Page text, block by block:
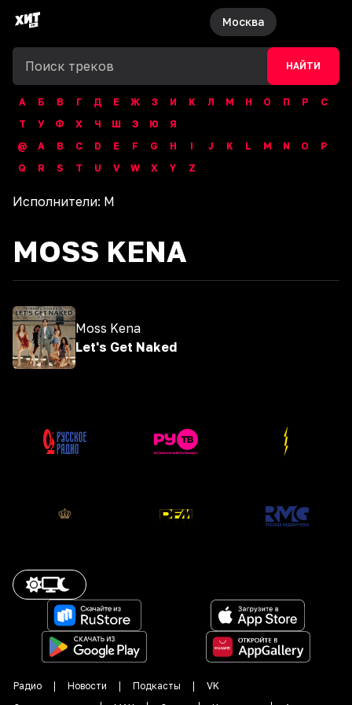
Москва
НАЙТИ
А Б В Г Д Е Ж З И К Л М Н О П Р
С
Т
У Ф Х Ч Ш Э Ю
Я
@
A B C D E F G H I J K L M N O
P
Q
R S T U V W X Y Z
Исполнители: M
MOSS KENA
Moss Kena
Let's Get Naked
Радио Новости Подкасты
VK